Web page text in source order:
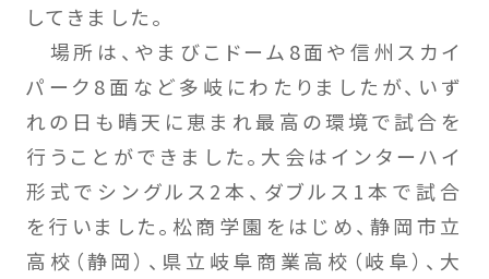
してきました。
場所は、やまびこドーム8面や信州スカイ
パーク8面など多岐にわたりましたが、いず
れの日も晴天に恵まれ最高の環境で試合を
行うことができました。大会はインターハイ
形式でシングルス2本、ダブルス1本で試合
を行いました。松商学園をはじめ、静岡市立
高校（静岡）、県立岐阜商業高校（岐阜）、大